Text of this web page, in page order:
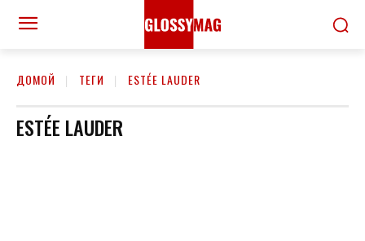
ДОМОЙ ТЕГИ ESTÉE LAUDER
ESTÉE LAUDER